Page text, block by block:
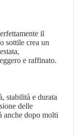
il
sottile crea un
e raffinato.
stabilità e durata
delle
anche dopo molti